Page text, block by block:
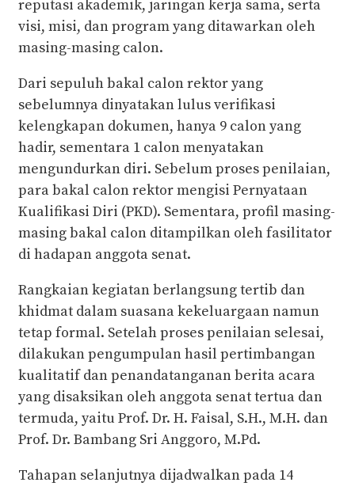
reputasi akademik, jaringan kerja sama, serta
visi, misi, dan program yang ditawarkan oleh
masing-masing calon.
Dari sepuluh bakal calon rektor yang
sebelumnya dinyatakan lulus verifikasi
kelengkapan dokumen, hanya 9 calon yang
hadir, sementara 1 calon menyatakan
mengundurkan diri. Sebelum proses penilaian,
para bakal calon rektor mengisi Pernyataan
Kualifikasi Diri (PKD). Sementara, profil masing-
masing bakal calon ditampilkan oleh fasilitator
di hadapan anggota senat.
Rangkaian kegiatan berlangsung tertib dan
khidmat dalam suasana kekeluargaan namun
tetap formal. Setelah proses penilaian selesai,
dilakukan pengumpulan hasil pertimbangan
kualitatif dan penandatanganan berita acara
yang disaksikan oleh anggota senat tertua dan
termuda, yaitu Prof. Dr. H. Faisal, S.H., M.H. dan
Prof. Dr. Bambang Sri Anggoro, M.Pd.
Tahapan selanjutnya dijadwalkan pada 14